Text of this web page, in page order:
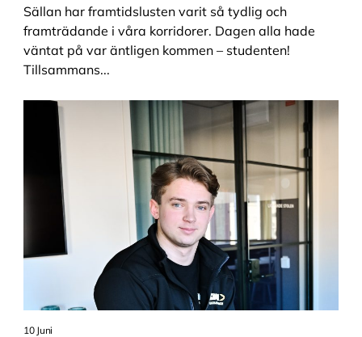
Sällan har framtidslusten varit så tydlig och
framträdande i våra korridorer. Dagen alla hade
väntat på var äntligen kommen – studenten!
Tillsammans...
10 Juni